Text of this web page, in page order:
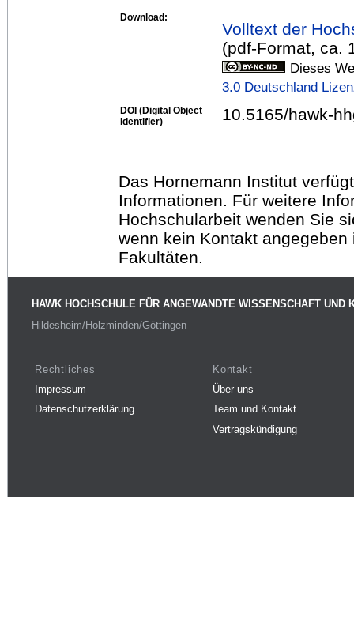
Download:
Volltext der
(pdf-Format, ca.
Dieses
3.0 Deutschland
DOI (Digital Object
Identifier)
10.5165/hawk-
Das Hornemann Institut
Informationen. Für weitere
Hochschularbeit wenden Sie
wenn kein Kontakt
Fakultäten.
HAWK HOCHSCHULE FÜR ANGEWANDTE WISSENSCHAFT UND
Hildesheim/Holzminden/Göttingen
Rechtliches
Impressum
Datenschutzerklärung
Kontakt
Über uns
Team und Kontakt
Vertragskündigung